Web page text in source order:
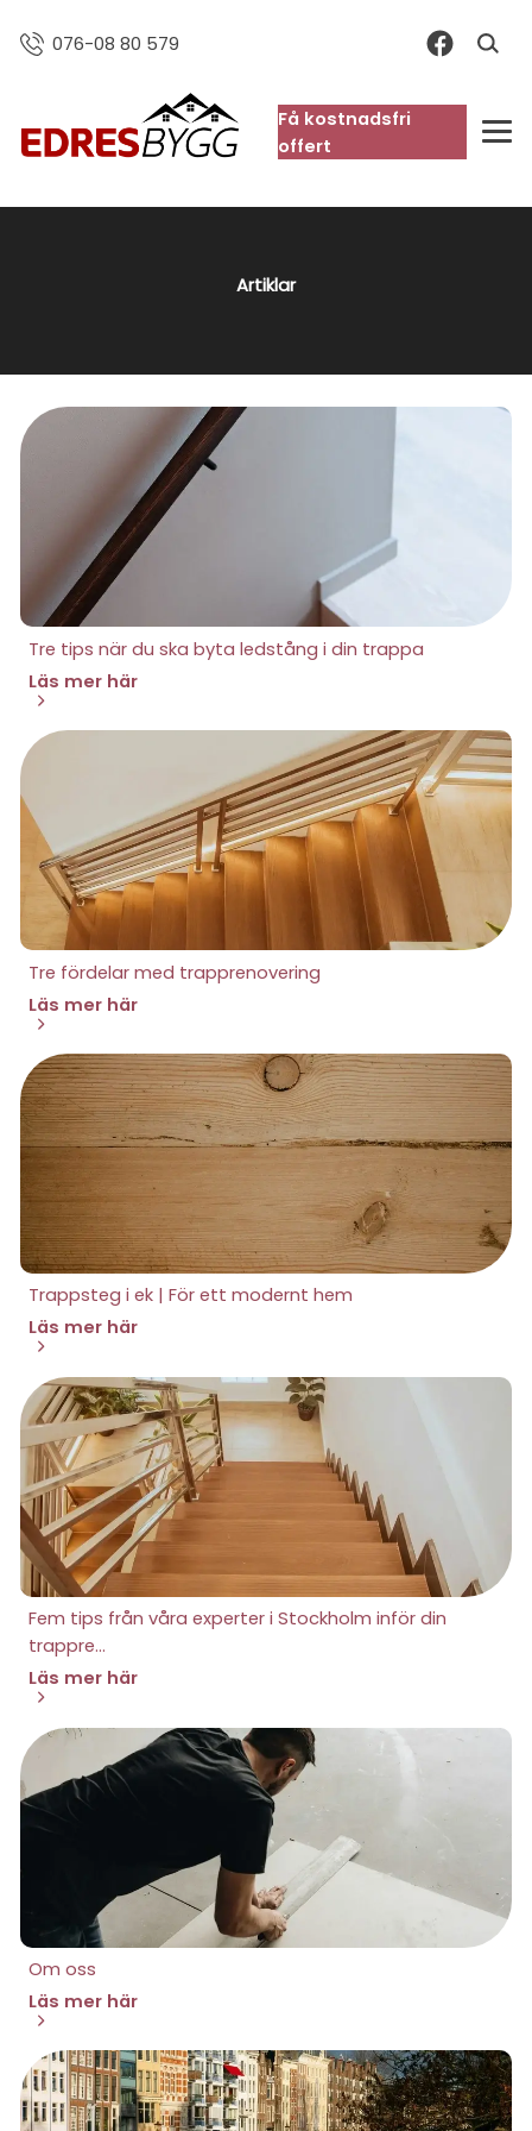
076-08 80 579
Få kostnadsfri
offert
Artiklar
Tre tips när du ska byta ledstång i din trappa
Läs mer här
Tre fördelar med trapprenovering
Läs mer här
Trappsteg i ek | För ett modernt hem
Läs mer här
Fem tips från våra experter i Stockholm inför din
trappre...
Läs mer här
Om oss
Läs mer här